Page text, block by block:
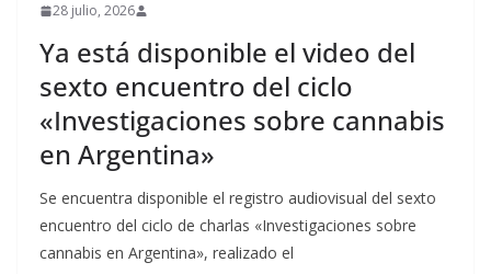
28 julio, 2026
Ya está disponible el video del
sexto encuentro del ciclo
«Investigaciones sobre cannabis
en Argentina»
Se encuentra disponible el registro audiovisual del sexto
encuentro del ciclo de charlas «Investigaciones sobre
cannabis en Argentina», realizado el